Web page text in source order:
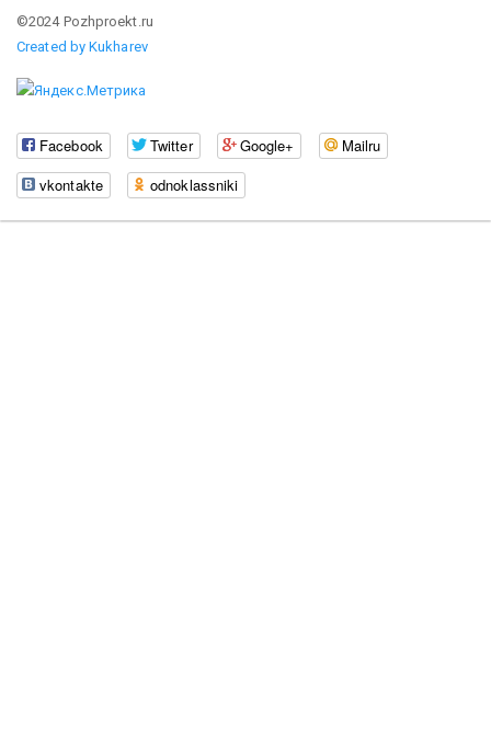
©2024 Pozhproekt.ru
Created by Kukharev
Facebook Twitter Google+
Mailru
vkontakte
odnoklassniki